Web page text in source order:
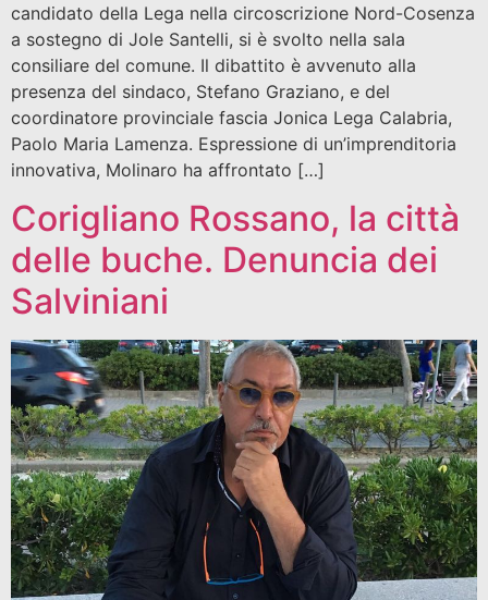
candidato della Lega nella circoscrizione Nord-Cosenza
a sostegno di Jole Santelli, si è svolto nella sala
consiliare del comune. Il dibattito è avvenuto alla
presenza del sindaco, Stefano Graziano, e del
coordinatore provinciale fascia Jonica Lega Calabria,
Paolo Maria Lamenza. Espressione di un’imprenditoria
innovativa, Molinaro ha affrontato […]
Corigliano Rossano, la città
delle buche. Denuncia dei
Salviniani